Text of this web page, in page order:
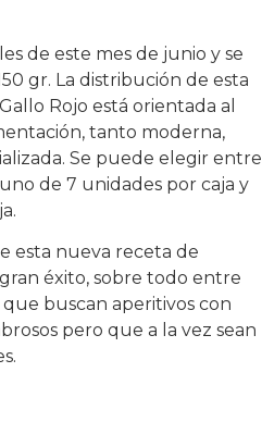
de este mes de junio y se
gr. La distribución de esta
Rojo está orientada al
tanto moderna,
Se puede elegir entre
de 7 unidades por caja y
esta nueva receta de
éxito, sobre todo entre
buscan aperitivos con
pero que a la vez sean